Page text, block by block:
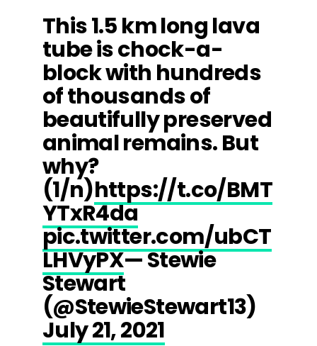
This 1.5 km long lava
tube is chock-a-
block with hundreds
of thousands of
beautifully preserved
animal remains. But
why?
(1/n)https://t.co/BMT
YTxR4da
pic.twitter.com/ubCT
LHVyPX— Stewie
Stewart
(@StewieStewart13)
July 21, 2021